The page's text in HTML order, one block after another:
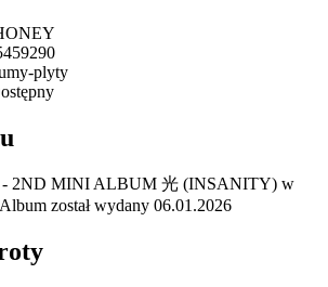
plyty
- 2ND MINI ALBUM 光 (INSANITY) w
został wydany 06.01.2026